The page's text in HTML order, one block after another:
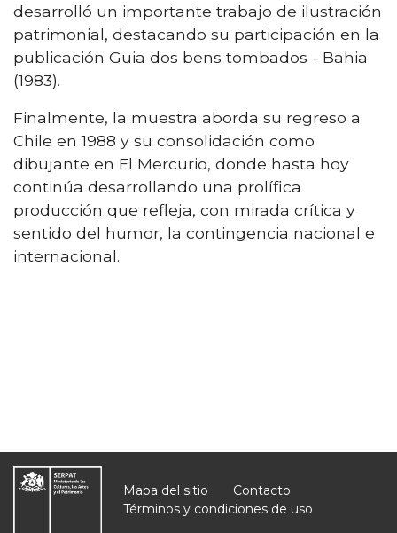
desarrolló un importante trabajo de ilustración
patrimonial, destacando su participación en la
publicación Guia dos bens tombados - Bahia
(1983).
Finalmente, la muestra aborda su regreso a
Chile en 1988 y su consolidación como
dibujante en El Mercurio, donde hasta hoy
continúa desarrollando una prolífica
producción que refleja, con mirada crítica y
sentido del humor, la contingencia nacional e
internacional.
Mapa del sitio
Contacto
Términos y condiciones de uso